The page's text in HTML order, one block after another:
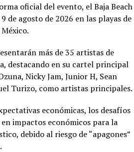
oficial del evento, el Baja Beach
de agosto de 2026 en las playas de
más de 35 artistas de
destacando en su cartel principal
Nicky Jam, Junior H, Sean
Turizo, como artistas principales.
económicas, los desafíos
impactos económicos para la
debido al riesgo de “apagones”